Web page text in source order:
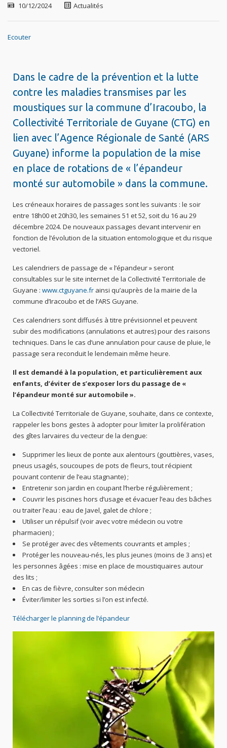
10/12/2024 Actualités
Ecouter
Dans le cadre de la prévention et la lutte
contre les maladies transmises par les
moustiques sur la commune d’Iracoubo, la
Collectivité Territoriale de Guyane (CTG) en
lien avec l’Agence Régionale de Santé (ARS
Guyane) informe la population de la mise
en place de rotations de « l’épandeur
monté sur automobile » dans la commune.
Les créneaux horaires de passages sont les suivants : le soir
entre 18h00 et 20h30, les semaines 51 et 52, soit du 16 au 29
décembre 2024. De nouveaux passages devant intervenir en
fonction de l’évolution de la situation entomologique et du risque
vectoriel.
Les calendriers de passage de « l’épandeur » seront
consultables sur le site internet de la Collectivité Territoriale de
Guyane :www.ctguyane.fr ainsi qu’auprès de la mairie de la
commune d’Iracoubo et de l’ARS Guyane.
Ces calendriers sont diffusés à titre prévisionnel et peuvent
subir des modifications (annulations et autres) pour des raisons
techniques. Dans le cas d’une annulation pour cause de pluie, le
passage sera reconduit le lendemain même heure.
Il est demandé à la population, et particulièrement aux
enfants, d’éviter de s’exposer lors du passage de «
l’épandeur monté sur automobile ».
La Collectivité Territoriale de Guyane, souhaite, dans ce contexte,
rappeler les bons gestes à adopter pour limiter la prolifération
des gîtes larvaires du vecteur de la dengue:
Supprimer les lieux de ponte aux alentours (gouttières, vases,
pneus usagés, soucoupes de pots de fleurs, tout récipient
pouvant contenir de l’eau stagnante) ;
Entretenir son jardin en coupant l’herbe régulièrement ;
Couvrir les piscines hors d’usage et évacuer l’eau des bâches
ou traiter l’eau : eau de Javel, galet de chlore ;
Utiliser un répulsif (voir avec votre médecin ou votre
pharmacien) ;
Se protéger avec des vêtements couvrants et amples ;
Protéger les nouveau-nés, les plus jeunes (moins de 3 ans) et
les personnes âgées : mise en place de moustiquaires autour
des lits ;
En cas de fièvre, consulter son médecin
Éviter/limiter les sorties si l’on est infecté.
Télécharger le planning de l’épandeur